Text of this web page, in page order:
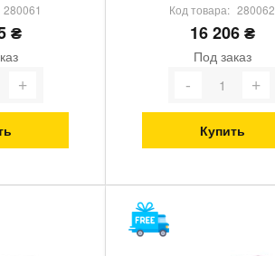
280061
₴
Код товара: 280062
16 206 ₴
Под заказ
Купить